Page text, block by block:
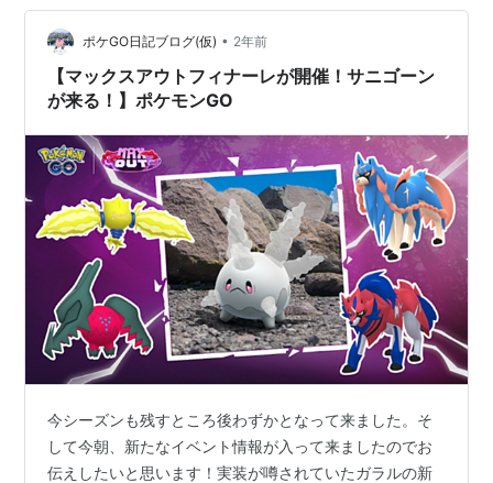
こそこ振るだけで中速帯は軒並み上から行動できる上、
相手の物理アタッカーのほぼ全てとやりあえる性能はパ
ーティの軸にするに十分な性能と感じた。 ザマゼンタと
相性のいいポケモンを…
ポケGO日記ブログ(仮) • 2年前
【マックスアウトフィナーレが開催！サニゴーン
が来る！】ポケモンGO
今シーズンも残すところ後わずかとなって来ました。そ
して今朝、新たなイベント情報が入って来ましたのでお
伝えしたいと思います！実装が噂されていたガラルの新